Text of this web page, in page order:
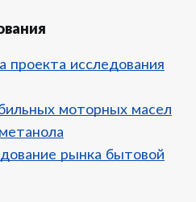
проекта исследования
моторных масел
рынка бытовой